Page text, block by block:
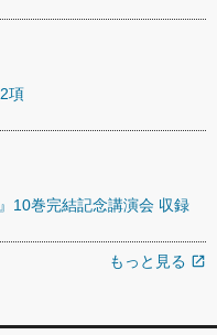
項
10巻完結記念講演会 収録
もっと見る open_in_new